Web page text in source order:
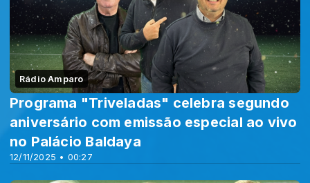
Rádio Amparo
12/11/2025 • 00:27
Programa "Triveladas" celebra segundo
aniversário com emissão especial ao vivo
no Palácio Baldaya